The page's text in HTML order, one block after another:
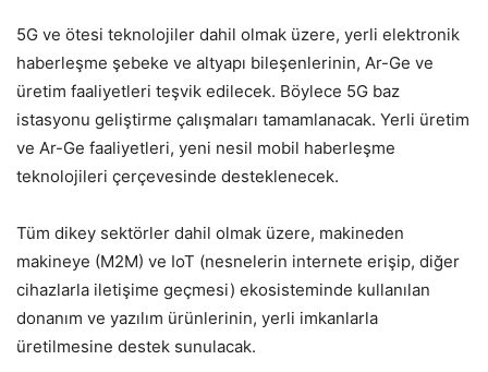
5G ve ötesi teknolojiler dahil olmak üzere, yerli elektronik
haberleşme şebeke ve altyapı bileşenlerinin, Ar-Ge ve
üretim faaliyetleri teşvik edilecek. Böylece 5G baz
istasyonu geliştirme çalışmaları tamamlanacak. Yerli üretim
ve Ar-Ge faaliyetleri, yeni nesil mobil haberleşme
teknolojileri çerçevesinde desteklenecek.
Tüm dikey sektörler dahil olmak üzere, makineden
makineye (M2M) ve IoT (nesnelerin internete erişip, diğer
cihazlarla iletişime geçmesi) ekosisteminde kullanılan
donanım ve yazılım ürünlerinin, yerli imkanlarla
üretilmesine destek sunulacak.